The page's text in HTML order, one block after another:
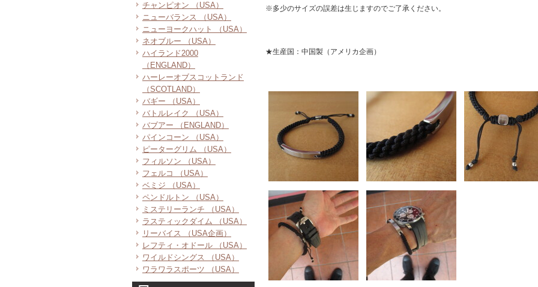
チャンピオン （USA）
ニューバランス （USA）
ニューヨークハット （USA）
ネオブルー （USA）
ハイランド2000
（ENGLAND）
ハーレーオブスコットランド
（SCOTLAND）
バギー （USA）
バトルレイク （USA）
バブアー （ENGLAND）
パインコーン （USA）
ピーターグリム （USA）
フィルソン （USA）
フェルコ （USA）
ベミジ （USA）
ペンドルトン （USA）
ミステリーランチ （USA）
ラスティックダイム （USA）
リーバイス （USA企画）
レフティ・オドール （USA）
ワイルドシングス （USA）
ワラワラスポーツ （USA）
※多少のサイズの誤差は生じますのでご了承ください。
★生産国：中国製（アメリカ企画）